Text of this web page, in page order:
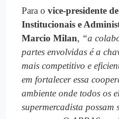
Para o vice-presidente
Institucionais e
Marcio Milan, “a
partes envolvidas é a
mais competitivo e
em fortalecer essa
ambiente onde todos os
supermercadista possam